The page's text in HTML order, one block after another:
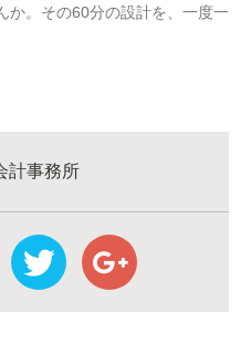
か。その60分の設計を、一度一
計事務所